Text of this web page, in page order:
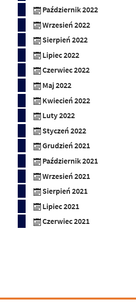
Październik 2022
Wrzesień 2022
Sierpień 2022
Lipiec 2022
Czerwiec 2022
Maj 2022
Kwiecień 2022
Luty 2022
Styczeń 2022
Grudzień 2021
Październik 2021
Wrzesień 2021
Sierpień 2021
Lipiec 2021
Czerwiec 2021